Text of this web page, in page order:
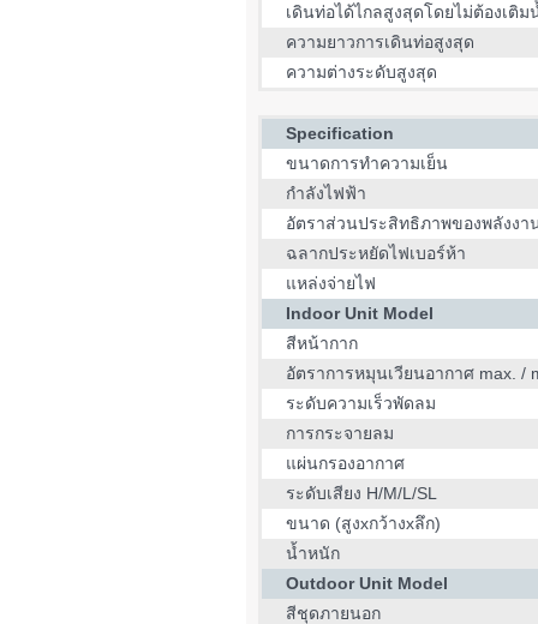
เดินท่อได้ไกลสูงสุดโดยไม่ต้องเติม
ความยาวการเดินท่อสูงสุด
ความต่างระดับสูงสุด
Specification
ขนาดการทำความเย็น
กำลังไฟฟ้า
อัตราส่วนประสิทธิภาพของพลังงา
ฉลากประหยัดไฟเบอร์ห้า
แหล่งจ่ายไฟ
Indoor Unit Model
สีหน้ากาก
อัตราการหมุนเวียนอากาศ max. /
ระดับความเร็วพัดลม
การกระจายลม
แผ่นกรองอากาศ
ระดับเสียง H/M/L/SL
ขนาด (สูงxกว้างxลึก)
น้ำหนัก
Outdoor Unit Model
สีชุดภายนอก